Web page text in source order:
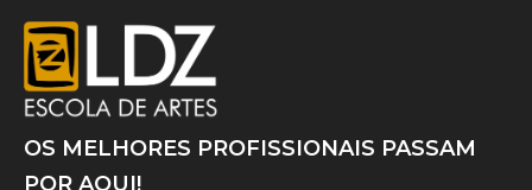
OS MELHORES PROFISSIONAIS PASSAM
POR AQUI!